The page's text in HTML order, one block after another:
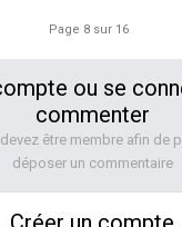
Page 8 sur 16
ou se
commenter
être membre afin de
déposer un commentaire